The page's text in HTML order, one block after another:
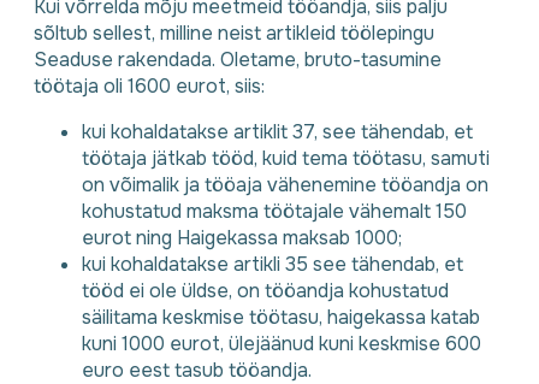
Kui võrrelda mõju meetmeid tööandja, siis palju
sõltub sellest, milline neist artikleid töölepingu
Seaduse rakendada. Oletame, bruto-tasumine
töötaja oli 1600 eurot, siis:
kui kohaldatakse artiklit 37, see tähendab, et
töötaja jätkab tööd, kuid tema töötasu, samuti
on võimalik ja tööaja vähenemine tööandja on
kohustatud maksma töötajale vähemalt 150
eurot ning Haigekassa maksab 1000;
kui kohaldatakse artikli 35 see tähendab, et
tööd ei ole üldse, on tööandja kohustatud
säilitama keskmise töötasu, haigekassa katab
kuni 1000 eurot, ülejäänud kuni keskmise 600
euro eest tasub tööandja.